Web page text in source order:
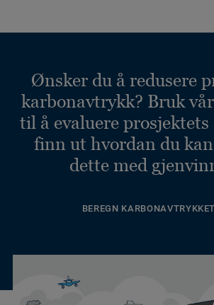
Ønsker du å redusere
karbonavtrykk? Bruk
til å evaluere
finn ut hvordan du
dette med
BEREGN KARBONAVTRYKKET